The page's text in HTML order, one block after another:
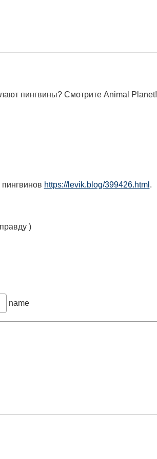
пингвины? Смотрите Animal Planet!
https://levik.blog/399426.html .
)
name